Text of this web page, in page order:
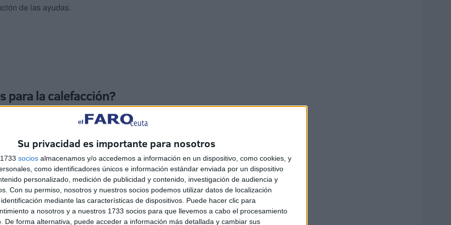
Su privacidad es importante para nosotros
socios almacenamos y/o accedemos a información en un dispositivo, como cookies, y
como identificadores únicos e información estándar enviada por un dispositivo
personalizado, medición de publicidad y contenido, investigación de audiencia y
Con su permiso, nosotros y nuestros socios podemos utilizar datos de localización
mediante las características de dispositivos. Puede hacer clic para
a nosotros y a nuestros 1733 socios para que llevemos a cabo el procesamiento
De forma alternativa, puede acceder a información más detallada y cambiar sus
de las ayudas.
para la calefacción?
instalaciones de calefacción en el marco del Plan de
paquete de ayudas nace con el objetivo de financiar
de las viviendas”, pero los demandantes